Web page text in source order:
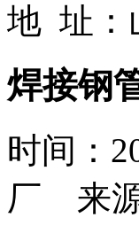
地 址：
焊接钢
时间：
厂 来源